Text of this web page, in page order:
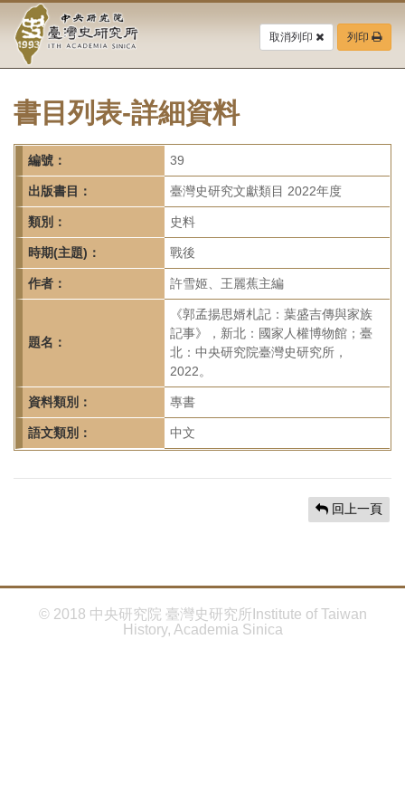
要
中
央
研
究
院-
臺
灣
史
研
究
首
頁
取消列印 列印
書目列表-詳細資料
編號： 39
出版書目： 臺灣史研究文獻類目 2022年度
類別： 史料
時期(主題)： 戰後
作者： 許雪姬、王麗蕉主編
題名：
《郭孟揚思婿札記：葉盛吉傳與家族
記事》，新北：國家人權博物館；臺
北：中央研究院臺灣史研究所，
2022。
資料類別： 專書
語文類別： 中文
回上一頁
© 2018 中央研究院 臺灣史研究所Institute of Taiwan
History, Academia Sinica